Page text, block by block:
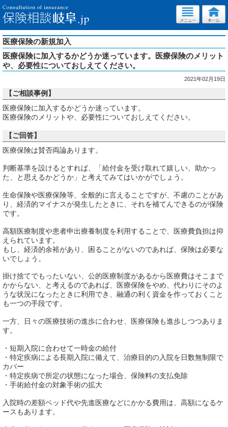
医療保険の新規加入
医療保険に加入するかどうか迷っています。医療保険のメリット
や、必要性についておしえてください。
2021年02月19日
【ご相談事例】
医療保険に加入するかどうか迷っています。
医療保険のメリットや、必要性についておしえてください。
【ご回答】
医療保険は賛否両論あります。
判断基準を設けるとすれば、「給付金を受け取れて嬉しい、助かっ
た、と思えるかどうか」と考えてみてはいかがでしょう。
生命保険や医療保険等、全般的に言えることですが、不慮のことがあ
り、経済的マイナスが発生したときに、それを補てんできるのが保険
です。
高額医療制度や患者申出療養制度を利用することで、医療費負担は抑
えられています。
もし、経済的余裕があり、困ることがないのであれば、保険は必要な
いでしょう。
掛け捨てでもったいない、公的医療制度があるから医療費はそこまで
かからない、と考えるのであれば、医療保険をやめ、代わりにそのよ
うな状況になったときに利用でき、融通の利く資金を作っておくこと
も一つの手段です。
一方、日々の医療技術の進歩に合わせ、医療保険も進歩しつつありま
す。
・短期入院に合わせて一時金の給付
・特定疾病による長期入院に備えて、治療目的の入院を日数無制限で
カバー
・特定疾病で所定の状態になった場合、保険料の支払免除
・手術給付金の対象手術の拡大
入院時の差額ベッド代や先進医療などにかかる費用は、高額になるケ
ースもあります。